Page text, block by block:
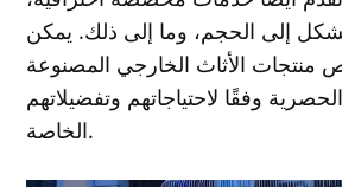
إلى الحجم، وما إلى ذلك. يمكن
منتجات الأثاث الخارجي المصنوعة
وفقًا لاحتياجاتهم وتفضيلاتهم
الخاصة.